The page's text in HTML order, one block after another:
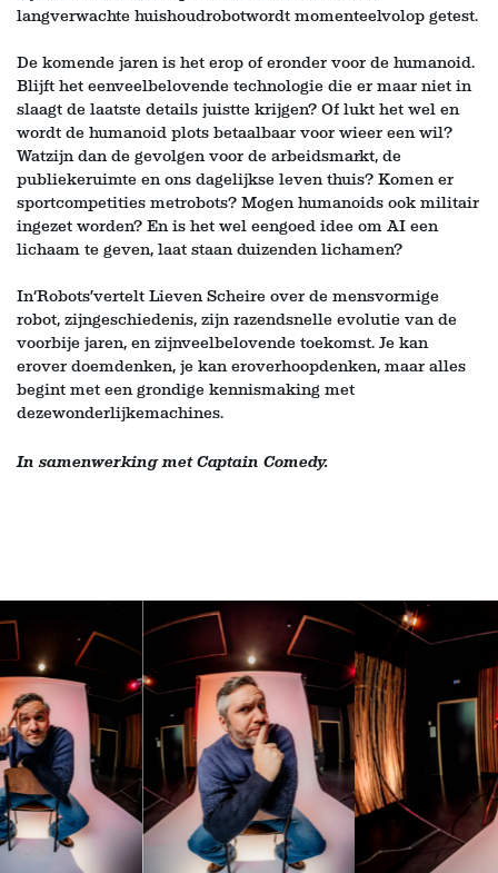
langverwachte huishoudrobotwordt momenteelvolop getest.
De komende jaren is het erop of eronder voor de humanoid.
Blijft het eenveelbelovende technologie die er maar niet in
slaagt de laatste details juistte krijgen? Of lukt het wel en
wordt de humanoid plots betaalbaar voor wieer een wil?
Watzijn dan de gevolgen voor de arbeidsmarkt, de
publiekeruimte en ons dagelijkse leven thuis? Komen er
sportcompetities metrobots? Mogen humanoids ook militair
ingezet worden? En is het wel eengoed idee om AI een
lichaam te geven, laat staan duizenden lichamen?
In‘Robots’vertelt Lieven Scheire over de mensvormige
robot, zijngeschiedenis, zijn razendsnelle evolutie van de
voorbije jaren, en zijnveelbelovende toekomst. Je kan
erover doemdenken, je kan eroverhoopdenken, maar alles
begint met een grondige kennismaking met
dezewonderlijkemachines.
In samenwerking met Captain Comedy.